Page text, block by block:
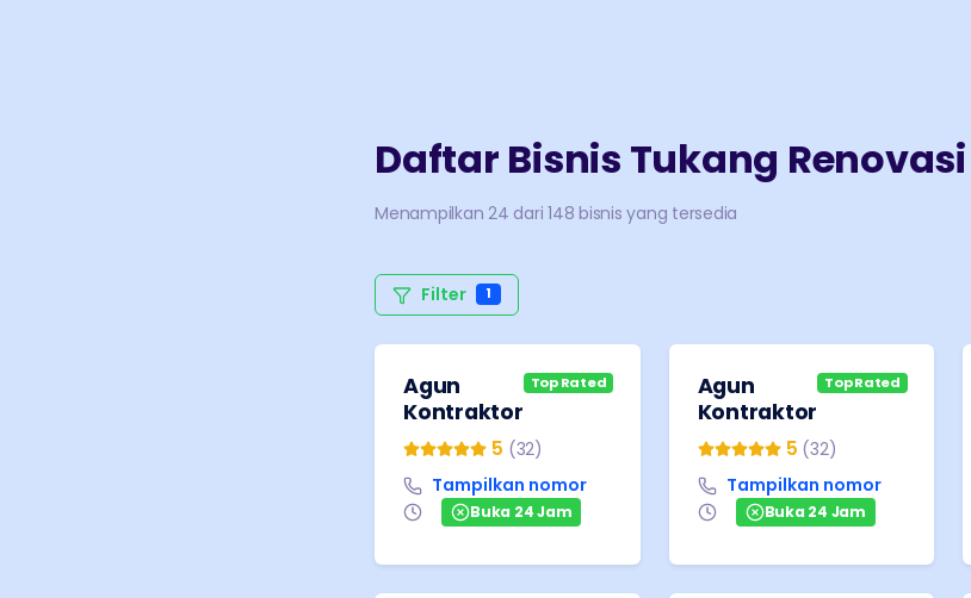
Daftar Bisnis Tukang
Menampilkan 24 dari 148 bisnis yang tersedia
Filter 1
Agun
Kontraktor
Top Rated
5 (32)
Tampilkan nomor
Buka 24 Jam
Agun
Kontraktor
Top Rated
5 (32)
Tampilkan nomor
Buka 24 Jam